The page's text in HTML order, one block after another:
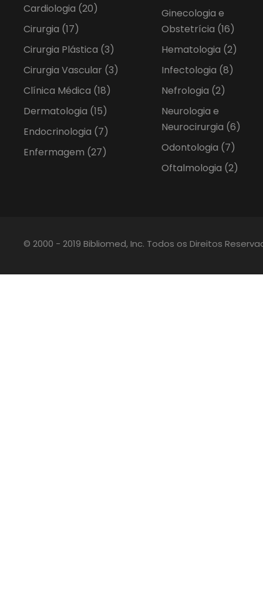
Cardiologia (20)
Cirurgia (17)
Cirurgia Plástica (3)
Cirurgia Vascular (3)
Clínica Médica (18)
Dermatologia (15)
Endocrinologia (7)
Enfermagem (27)
Ginecologia e
Obstetrícia (16)
Hematologia (2)
Infectologia (8)
Nefrologia (2)
Neurologia e
Neurocirurgia (6)
Odontologia (7)
Oftalmologia (2)
© 2000 - 2019 Bibliomed, Inc. Todos os Direitos